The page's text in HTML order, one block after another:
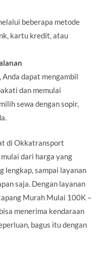
beberapa metode
kartu kredit, atau
dapat mengambil
dan memulai
sewa dengan sopir,
di Okkatransport
dari harga yang
lengkap, sampai layanan
saja. Dengan layanan
Murah Mulai 100K –
menerima kendaraan
bagus itu dengan